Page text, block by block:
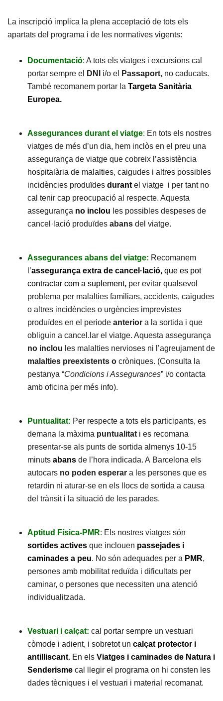
La inscripció implica la plena acceptació de tots els
apartats del programa i de les normatives vigents:
Documentació: A tots els viatges i excursions cal
portar sempre el
DNI i/o el Passaport, no caducats.
També recomanem portar la Targeta Sanitària
Europea.
Assegurances durant el viatge: En tots els nostres
viatges de més d’un dia, hem inclòs en el preu una
assegurança de viatge que cobreix l’assistència
hospitalària de malalties, caigudes i altres possibles
incidències produïdes durant el viatge i per tant no
cal tenir cap preocupació al respecte. Aquesta
assegurança no inclou les possibles despeses de
cancel·lació produïdes abans del viatge.
Assegurances abans del viatge: Recomanem
l’assegurança extra de cancel·lació, que es pot
contractar com a suplement, per evitar qualsevol
problema per malalties familiars, accidents, caigudes
o altres incidències o urgències imprevistes
produïdes en el periode anterior a la sortida i que
obliguin a cancel.lar el viatge. Aquesta assegurança
no inclou les malalties nervioses ni l’agreujament de
malalties preexistents o cròniques. (Consulta la
pestanya “Condicions i Assegurances” i/o contacta
amb oficina per més info).
Puntualitat: Per respecte a tots els participants, es
demana la màxima puntualitat i es recomana
presentar-se als punts de sortida almenys 10-15
minuts abans de l’hora indicada. A Barcelona els
autocars no poden esperar a les persones que es
retardin ni aturar-se en els llocs de sortida a causa
del trànsit i la situació de les parades.
Aptitud Física-PMR: Els nostres viatges són
sortides actives que inclouen passejades i
caminades a peu. No són adequades per a PMR,
persones amb mobilitat reduïda i dificultats per
caminar, o persones que necessiten una atenció
individualitzada.
Vestuari i calçat: cal portar sempre un vestuari
còmode i adient, i sobretot un calçat protector i
antilliscant. En els Viatges i caminades de Natura i
Senderisme cal llegir el programa on hi consten les
dades tècniques i el vestuari i material recomanat.